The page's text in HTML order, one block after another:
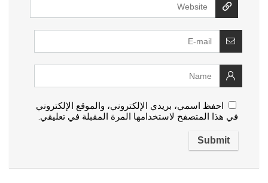
احفظ اسمي، بريدي الإلكتروني، والموقع الإلكتروني
في هذا المتصفح لاستخدامها المرة المقبلة في تعليقي.